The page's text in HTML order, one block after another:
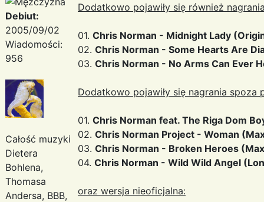
Debiut:
2005/09/02
Wiadomości:
956
Całość muzyki
Dietera
Bohlena,
Thomasa
Andersa, BBB,
Dodatkowo pojawiły się również
01. Chris Norman - Midnight Lady
02. Chris Norman - Some Hearts Are
03. Chris Norman - No Arms Can Ever
Dodatkowo pojawiły się nagrania spoza
01. Chris Norman feat. The Riga Dom
02. Chris Norman Project - Woman
03. Chris Norman - Broken Heroes
04. Chris Norman - Wild Wild Angel
oraz wersja nieoficjalna: